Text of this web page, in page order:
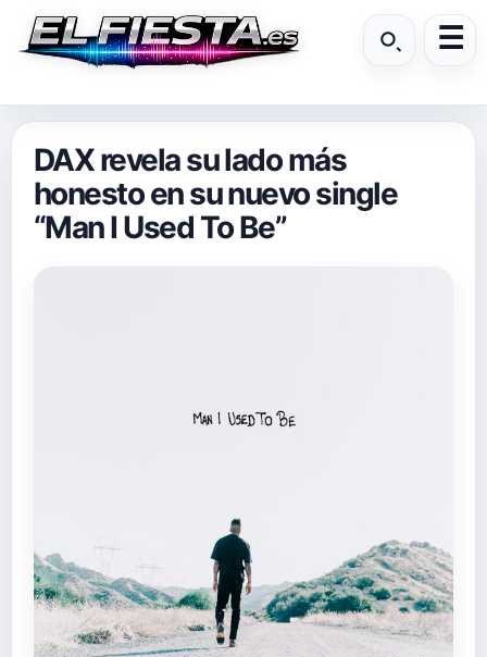
DAX revela su lado más
honesto en su nuevo single
“Man I Used To Be”